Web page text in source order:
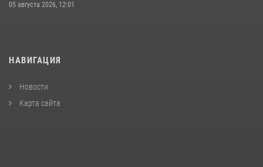
05 августа 2026, 12:01
НАВИГАЦИЯ
Новости
Карта сайта